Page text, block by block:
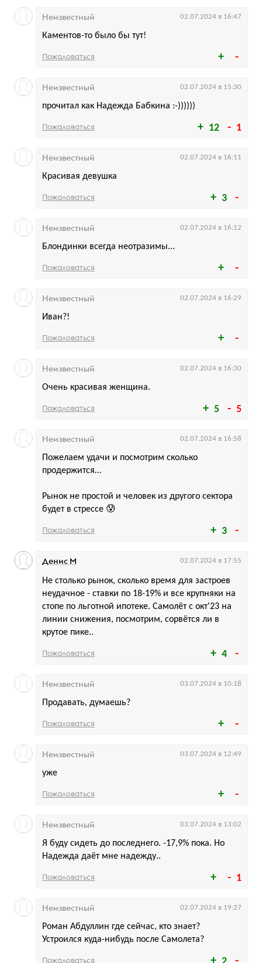
Каментов-то было бы тут!
Неизвестный 02.07.2024 в 16:47
Пожаловаться
12 1
прочитал как Надежда Бабкина :-))))))
Неизвестный 02.07.2024 в 15:30
Пожаловаться
3
Красивая девушка
Неизвестный 02.07.2024 в 16:11
Пожаловаться
Блондинки всегда неотразимы...
Неизвестный 02.07.2024 в 16:12
Пожаловаться
Иван?!
Неизвестный 02.07.2024 в 16:29
Пожаловаться
5 5
Очень красивая женщина.
Неизвестный 02.07.2024 в 16:30
Пожаловаться
3
Пожелаем удачи и посмотрим сколько
продержится…
Рынок не простой и человек из другого сектора
будет в стрессе 😰
Неизвестный 02.07.2024 в 16:58
Пожаловаться
4
Не столько рынок, сколько время для застроев
неудачное - ставки по 18-19% и все крупняки на
стопе по льготной ипотеке. Самолёт с окт'23 на
линии снижения, посмотрим, сорвётся ли в
крутое пике..
Денис М 02.07.2024 в 17:55
Пожаловаться
Продавать, думаешь?
Неизвестный 03.07.2024 в 10:18
Пожаловаться
уже
Неизвестный 03.07.2024 в 12:49
Пожаловаться
1
Я буду сидеть до последнего. -17,9% пока. Но
Надежда даёт мне надежду..
Неизвестный 03.07.2024 в 13:02
Пожаловаться
Роман Абдуллин где сейчас, кто знает?
Устроился куда-нибудь после Самолета?
Неизвестный 02.07.2024 в 19:27
Пожаловаться